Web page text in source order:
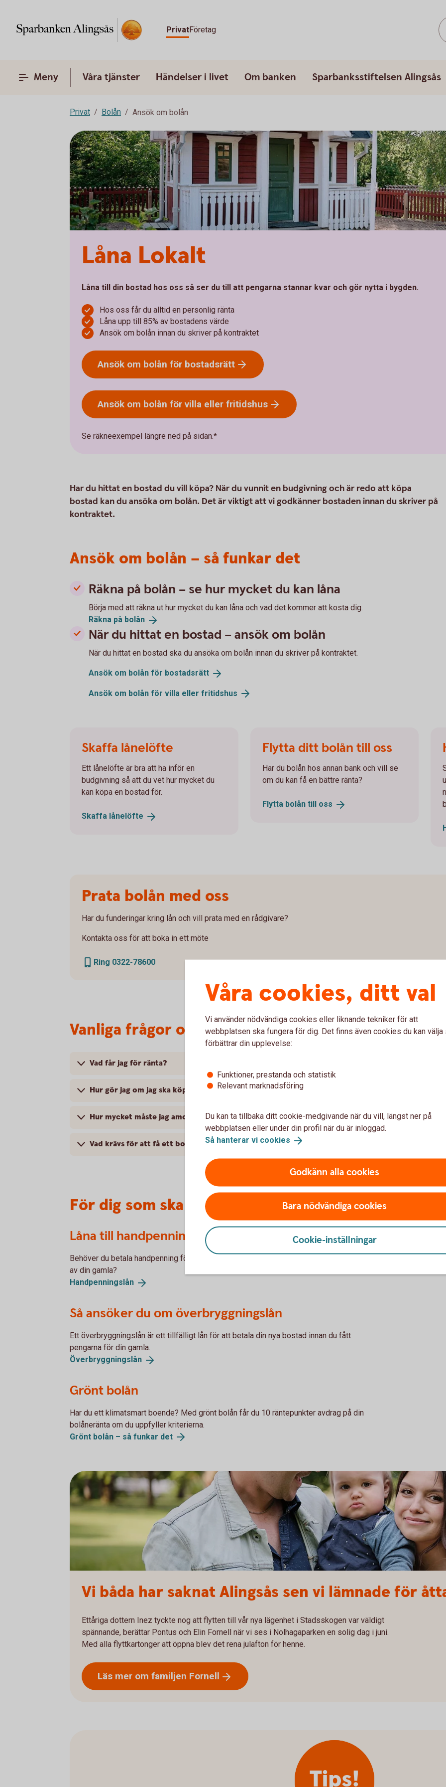
PrivatFöretag
Meny Våra tjänster Händelser i livet Om banken Sparbanksstiftelsen Alingsås
Privat Bolån Ansök om bolån
Låna Lokalt
Låna till din bostad hos oss så ser du till att pengarna stannar kvar och gör nytta i bygden.
Hos oss får du alltid en personlig ränta
Låna upp till 85% av bostadens värde
Ansök om bolån innan du skriver på kontraktet
Ansök om bolån för bostadsrätt
Ansök om bolån för villa eller fritidshus
Se räkneexempel längre ned på sidan.*
Har du hittat en bostad du vill köpa? När du vunnit en budgivning och är redo att köpa
bostad kan du ansöka om bolån. Det är viktigt att vi godkänner bostaden innan du skriver på
kontraktet.
Ansök om bolån – så funkar det
Räkna på bolån – se hur mycket du kan låna
Börja med att räkna ut hur mycket du kan låna och vad det kommer att kosta dig.
Räkna på bolån
När du hittat en bostad – ansök om bolån
När du hittat en bostad ska du ansöka om bolån innan du skriver på kontraktet.
Ansök om bolån för bostadsrätt
Ansök om bolån för villa eller fritidshus
Skaffa lånelöfte
Ett lånelöfte är bra att ha inför en
budgivning så att du vet hur mycket du
kan köpa en bostad för.
Skaffa lånelöfte
Flytta ditt bolån till oss
Har du bolån hos annan bank och vill se
om du kan få en bättre ränta?
Flytta bolån till oss
Prata bolån med oss
Har du funderingar kring lån och vill prata med en rådgivare?
Kontakta oss för att boka in ett möte
Ring 0322-78600
Vanliga frågor om bolån
Vad får jag för ränta?
Hur gör jag om jag ska köpa nytt innan jag har sålt min egna bostad?
Hur mycket måste jag amortera?
Vad krävs för att få ett bolån?
För dig som ska köpa bostad
Låna till handpenning
Behöver du betala handpenning för din nya bostad innan du fått pengar från försäljningen
av din gamla?
Handpenningslån
Så ansöker du om överbryggningslån
Ett överbryggningslån är ett tillfälligt lån för att betala din nya bostad innan du fått
pengarna för din gamla.
Överbryggningslån
Grönt bolån
Har du ett klimatsmart boende? Med grönt bolån får du 10 räntepunkter avdrag på din
bolåneränta om du uppfyller kriterierna.
Grönt bolån – så funkar det
Vi båda har saknat Alingsås sen vi lämnade för
Ettåriga dottern Inez tyckte nog att flytten till vår nya lägenhet i Stadsskogen var väldigt
spännande, berättar Pontus och Elin Fornell när vi ses i Nolhagaparken en solig dag i juni.
Med alla flyttkartonger att öppna blev det rena julafton för henne.
Läs mer om familjen Fornell
Tips!
Våra cookies, ditt val
Vi använder nödvändiga cookies eller liknande tekniker för att
webbplatsen ska fungera för dig. Det finns även cookies du kan välja
förbättrar din upplevelse:
Funktioner, prestanda och statistik
Relevant marknadsföring
Du kan ta tillbaka ditt cookie-medgivande när du vill, längst ner på
webbplatsen eller under din profil när du är inloggad.
Så hanterar vi cookies
Godkänn alla cookies
Bara nödvändiga cookies
Cookie-inställningar